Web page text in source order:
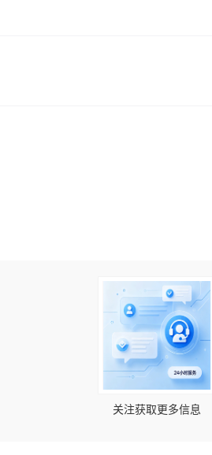
关注获取更多信息